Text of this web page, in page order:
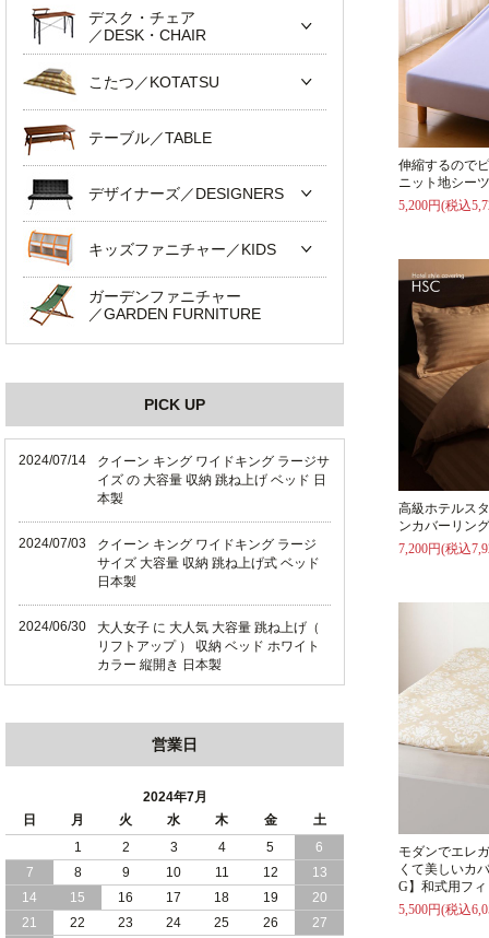
伸縮するので
ニット地シー
5,200円(税込
高級ホテルス
ンカバーリン
7,200円(税込
モダンでエレ
くて美しいカ
G】和式用フ
5,500円(税込
デスク・チェア
／DESK・CHAIR
こたつ／KOTATSU
テーブル／TABLE
デザイナーズ／DESIGNERS
キッズファニチャー／KIDS
ガーデンファニチャー
／GARDEN FURNITURE
PICK UP
2024/07/14
クイーン キング ワイドキング ラージサ
イズ の 大容量 収納 跳ね上げ ベッド 日
本製
2024/07/03
クイーン キング ワイドキング ラージ
サイズ 大容量 収納 跳ね上げ式 ベッド
日本製
2024/06/30
大人女子 に 大人気 大容量 跳ね上げ（
リフトアップ ） 収納 ベッド ホワイト
カラー 縦開き 日本製
ワイトカラー 縦開き 日本製
全長190cm ショート丈 コンパクト 大容
量 収納力 の 跳ね上げ （ リフトアップ
） 式 ベッド 横開き 日本製
2024/05/27
日本製 大容量 収納 跳ね上げ式 リフト
アップ 横開き ヘッドボードレス ベッド
組立設置サービス付
営業日
2024年7月
日
月 火 水 木 金
土
1
2 3 4 5
6
7
8 9 10 11 12
13
14
15 16 17 18 19
20
21
22 23 24 25 26
27